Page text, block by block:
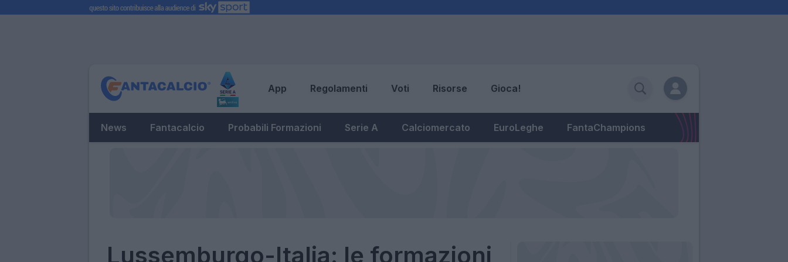
App Regolamenti Voti Risorse Gioca!
News Fantacalcio Probabili Formazioni Serie A Calciomercato EuroLeghe FantaChampions
Lussemburgo-Italia: le formazioni